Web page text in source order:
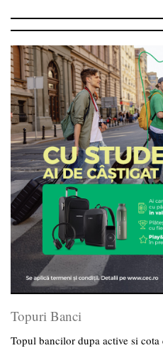
Topuri Banci
Topul bancilor dupa active si